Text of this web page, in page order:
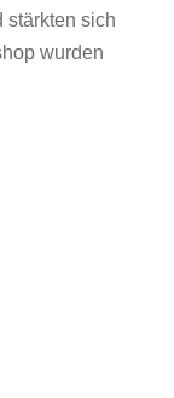
stärkten sich
wurden